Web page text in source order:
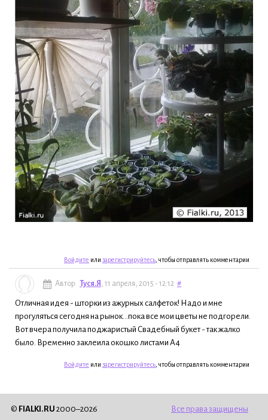
Войдите или зарегистрируйтесь , чтобы отправлять комментарии
Автор: Туся.Я , 11 апреля, 2015 - 12:12 #
Отличная идея - шторки из ажурных салфеток! Надо и мне
прогуляться сегодня на рынок...пока все мои цветы не подгорели.
Вот вчера получила поджаристый Свадебный букет - так жалко
было. Временно заклеила окошко листами А4
Войдите или зарегистрируйтесь , чтобы отправлять комментарии
© FIALKI.RU 2000–2026 Все права защищены